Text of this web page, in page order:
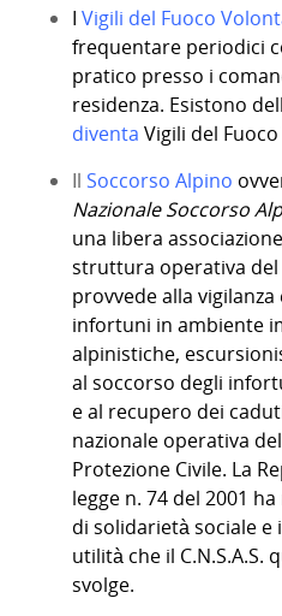
I Vigili del Fuoco
frequentare periodici
pratico presso i
residenza. Esistono
diventa Vigili del
Il Soccorso Alpino
Nazionale Soccorso
una libera
struttura operativa del
provvede alla
infortuni in ambiente
alpinistiche,
al soccorso degli
e al recupero dei
nazionale operativa
Protezione Civile. La
legge n. 74 del 2001
di solidarietà sociale e
utilità che il C.N.S.A.S.
svolge.